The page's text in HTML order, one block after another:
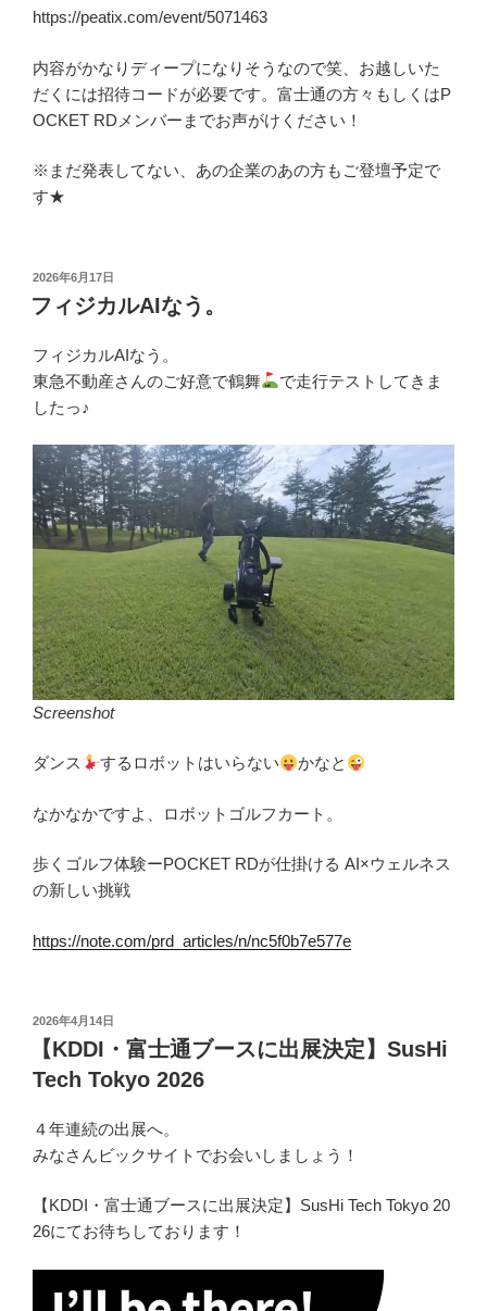
https://peatix.com/event/5071463
内容がかなりディープになりそうなので笑、お越しいた
だくには招待コードが必要です。富士通の方々もしくはP
OCKET RDメンバーまでお声がけください！
※まだ発表してない、あの企業のあの方もご登壇予定で
す★
投
稿
日:
2026年6月17日
フィジカルAIなう。
フィジカルAIなう。
東急不動産さんのご好意で鶴舞
で走行テストしてきま
したっ♪
Screenshot
ダンス するロボットはいらない かなと
なかなかですよ、ロボットゴルフカート。
歩くゴルフ体験ーPOCKET RDが仕掛ける AI×ウェルネス
の新しい挑戦
https://note.com/prd_articles/n/nc5f0b7e577e
投
日:
2026年4月14日
【KDDI・富士通ブースに出展決定】SusHi
Tech Tokyo 2026
４年連続の出展へ。
みなさんビックサイトでお会いしましょう！
【KDDI・富士通ブースに出展決定】SusHi Tech Tokyo 20
26にてお待ちしております！